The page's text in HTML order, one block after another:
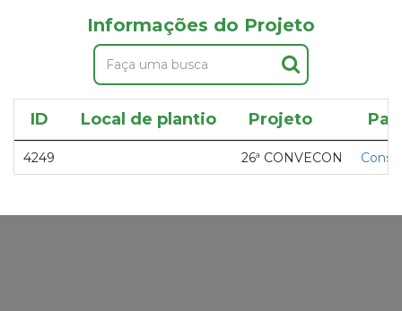
Informações do Projeto
ID Local de plantio Projeto
4249 26ª CONVECON